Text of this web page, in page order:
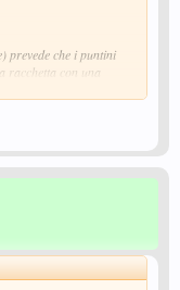
prevede che i puntini
racchetta con una